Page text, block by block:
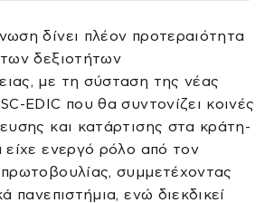
δίνει πλέον προτεραιότητα
δεξιοτήτων
με τη σύσταση της νέας
EDIC που θα συντονίζει κοινές
και κατάρτισης στα κράτη-
ενεργό ρόλο από τον
συμμετέχοντας
πανεπιστήμια, ενώ διεκδικεί